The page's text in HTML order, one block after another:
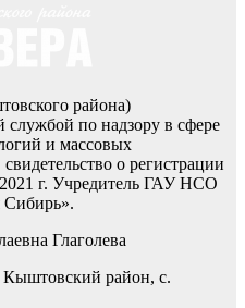
района)
службой по надзору в сфере
и массовых
о регистрации
г. Учредитель ГАУ НСО
Сибирь».
Глаголева
район, с.